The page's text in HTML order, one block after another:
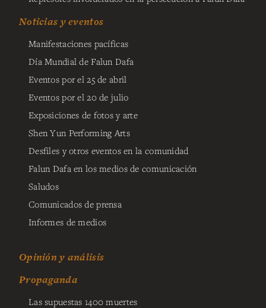
Noticias y eventos
Manifestaciones pacíficas
Día Mundial de Falun Dafa
Eventos por el 25 de abril
Eventos por el 20 de julio
Exposiciones de fotos y arte
Shen Yun Performing Arts
Desfiles y otros eventos en la comunidad
Falun Dafa en los medios de comunicación
Saludos
Comunicados de prensa
Informes de medios
Opinión y análisis
Propaganda
Las supuestas 1400 muertes